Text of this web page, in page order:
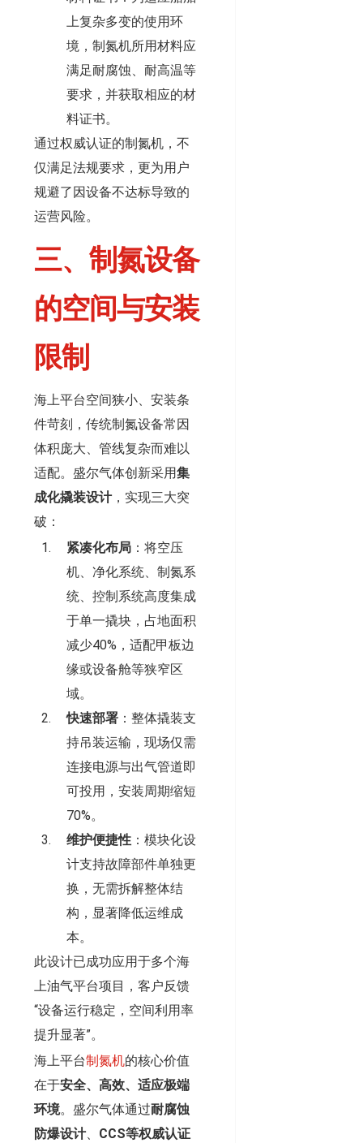
上复杂多变的使用环
境，制氮机所用材料应
满足耐腐蚀、耐高温等
要求，并获取相应的材
料证书。
通过权威认证的制氮机，不
仅满足法规要求，更为用户
规避了因设备不达标导致的
运营风险。
三、制氮设备
的空间与安装
限制
海上平台空间狭小、安装条
件苛刻，传统制氮设备常因
体积庞大、管线复杂而难以
适配。盛尔气体创新采用集
成化撬装设计，实现三大突
破：
紧凑化布局 ：将空压
机、净化系统、制氮系
统、控制系统高度集成
于单一撬块，占地面积
减少40%，适配甲板边
缘或设备舱等狭窄区
域。
快速部署 ：整体撬装支
持吊装运输，现场仅需
连接电源与出气管道即
可投用，安装周期缩短
70%。
维护便捷性 ：模块化设
计支持故障部件单独更
换，无需拆解整体结
构，显著降低运维成
本。
此设计已成功应用于多个海
上油气平台项目，客户反馈
“设备运行稳定，空间利用率
提升显著”。
海上平台制氮机的核心价值
在于安全、高效、适应极端
环境。盛尔气体通过耐腐蚀
防爆设计、 CCS等权威认证